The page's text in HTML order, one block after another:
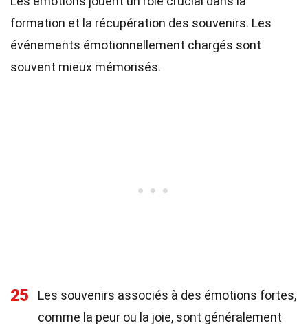
formation et la récupération des souvenirs. Les
événements émotionnellement chargés sont
souvent mieux mémorisés.
25
Les souvenirs associés à des émotions fortes,
comme la peur ou la joie, sont généralement